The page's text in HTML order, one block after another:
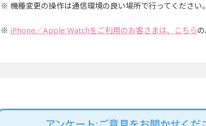
※ 機種変更の操作は通信環境の良い場所で行ってください
※ iPhone／Apple Watchをご利用のお客さまは、こちら